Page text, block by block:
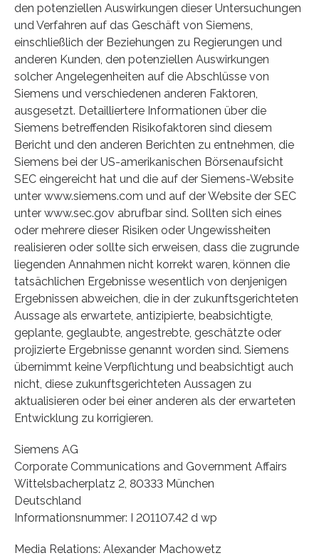
den potenziellen Auswirkungen dieser Untersuchungen
und Verfahren auf das Geschäft von Siemens,
einschließlich der Beziehungen zu Regierungen und
anderen Kunden, den potenziellen Auswirkungen
solcher Angelegenheiten auf die Abschlüsse von
Siemens und verschiedenen anderen Faktoren,
ausgesetzt. Detailliertere Informationen über die
Siemens betreffenden Risikofaktoren sind diesem
Bericht und den anderen Berichten zu entnehmen, die
Siemens bei der US-amerikanischen Börsenaufsicht
SEC eingereicht hat und die auf der Siemens-Website
unter www.siemens.com und auf der Website der SEC
unter www.sec.gov abrufbar sind. Sollten sich eines
oder mehrere dieser Risiken oder Ungewissheiten
realisieren oder sollte sich erweisen, dass die zugrunde
liegenden Annahmen nicht korrekt waren, können die
tatsächlichen Ergebnisse wesentlich von denjenigen
Ergebnissen abweichen, die in der zukunftsgerichteten
Aussage als erwartete, antizipierte, beabsichtigte,
geplante, geglaubte, angestrebte, geschätzte oder
projizierte Ergebnisse genannt worden sind. Siemens
übernimmt keine Verpflichtung und beabsichtigt auch
nicht, diese zukunftsgerichteten Aussagen zu
aktualisieren oder bei einer anderen als der erwarteten
Entwicklung zu korrigieren.
Siemens AG
Corporate Communications and Government Affairs
Wittelsbacherplatz 2, 80333 München
Deutschland
Informationsnummer: I 201107.42 d wp
Media Relations: Alexander Machowetz